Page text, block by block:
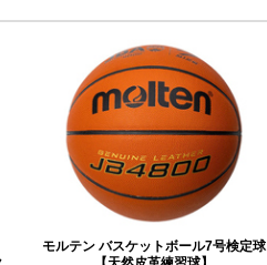
モルテン バスケットボール7号検定球
【天然皮革練習球】